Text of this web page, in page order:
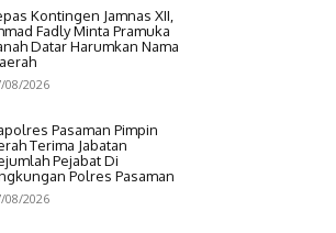
Kontingen Jamnas XII,
Fadly Minta Pramuka
Datar Harumkan Nama
08/2026
Pasaman Pimpin
Terima Jabatan
Pejabat Di
Polres Pasaman
08/2026